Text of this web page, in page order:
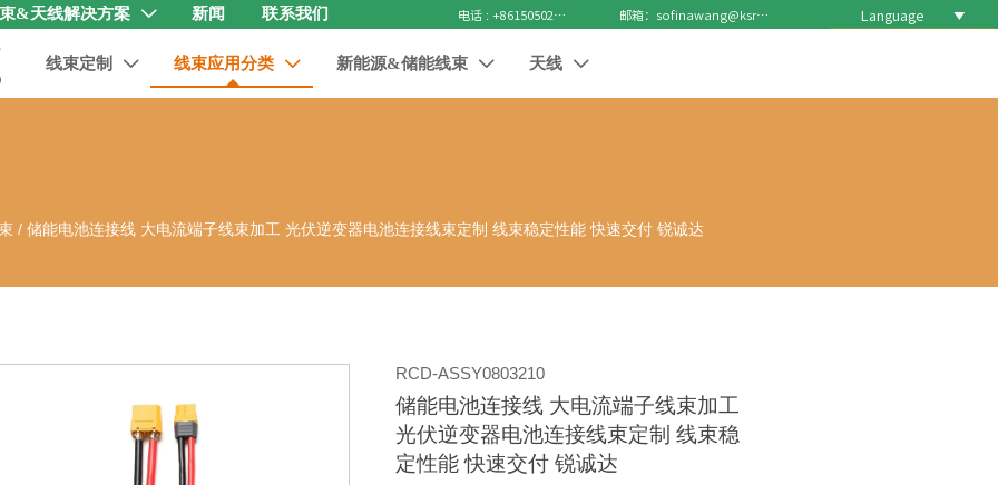
&天线解决方案  新闻 联系我们 电话 : +8615050271688 邮箱：sofinawang@ksrcd.com Language 
线束定制  线束应用分类  新能源&储能线束  天线 
/储能电池连接线 大电流端子线束加工 光伏逆变器电池连接线束定制 线束稳定性能 快速交付 锐诚达
RCD-ASSY0803210
储能电池连接线 大电流端子线束加工
光伏逆变器电池连接线束定制 线束稳
定性能 快速交付 锐诚达